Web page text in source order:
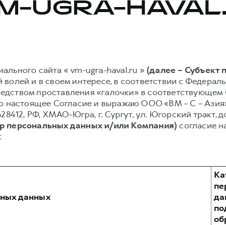
UGRA-
сайта « vm-ugra-haval.ru » (далее – Субъект
и в своем интересе, в соответствии с
проставления «галочки» в
настоящее Согласие и выражаю ООО «ВМ – С –
РФ, ХМАО-Югра, г. Сургут, ул. Югорский тракт,
персональных данных и/или Компания) согласие
данных